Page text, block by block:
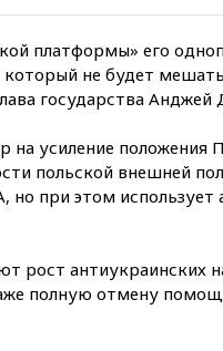
13:11
13:09
платформы» его
не будет
государства Анджей
на усиление положения
польской внешней
при этом использует
рост антиукраинских
полную отмену